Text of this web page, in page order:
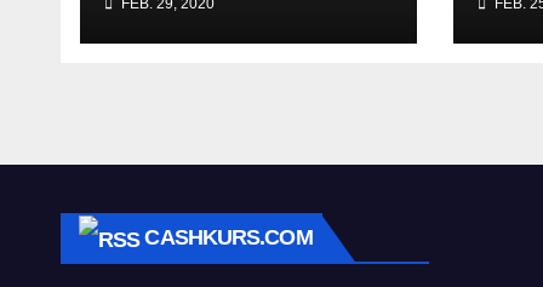
Sozialisten in sich
zusammenbricht!
FEB. 29, 2020 FEB.
CASHKURS.COM